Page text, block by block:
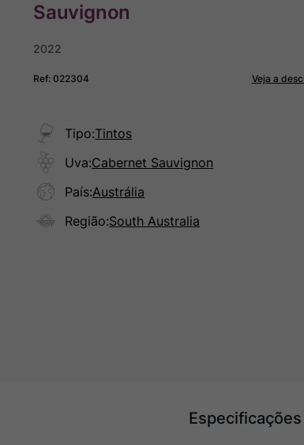
Sauvignon
2022
Ref:022304 Veja a
Tipo:Tintos
Uva:Cabernet Sauvignon
País:Austrália
Região:South Australia
Especificações